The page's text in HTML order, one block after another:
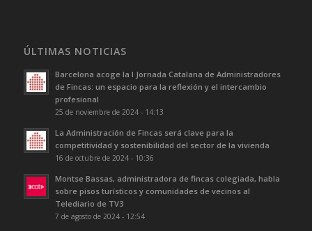
ÚLTIMAS NOTICIAS
Barcelona acoge la I Jornada Catalana de Administradores
de Fincas: un espacio para la reflexión y el intercambio
profesional
25 de noviembre de 2024 - 14:13
La Administración de Fincas será clave para la
competitividad y sostenibilidad del sector de la vivienda
16 de octubre de 2024 - 10:36
Montse Bassas, administradora de fincas colegiada, habla
sobre pisos turísticos y comunidades de vecinos al
Telediario de TV3
7 de agosto de 2024 - 12:54